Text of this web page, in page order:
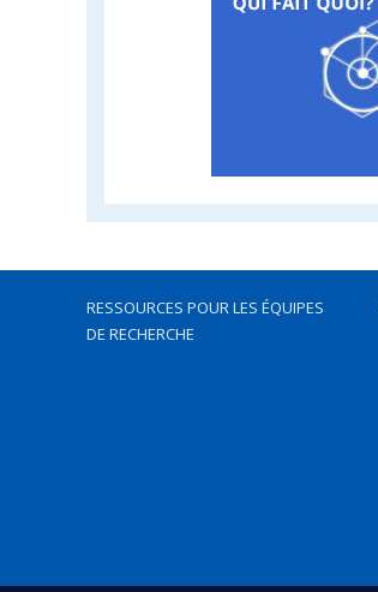
RESSOURCES POUR LES ÉQUIPES
DE RECHERCHE